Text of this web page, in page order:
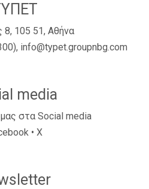
8, 105 51, Αθήνα
info@typet.groupnbg.com
media
στα Social media
• X